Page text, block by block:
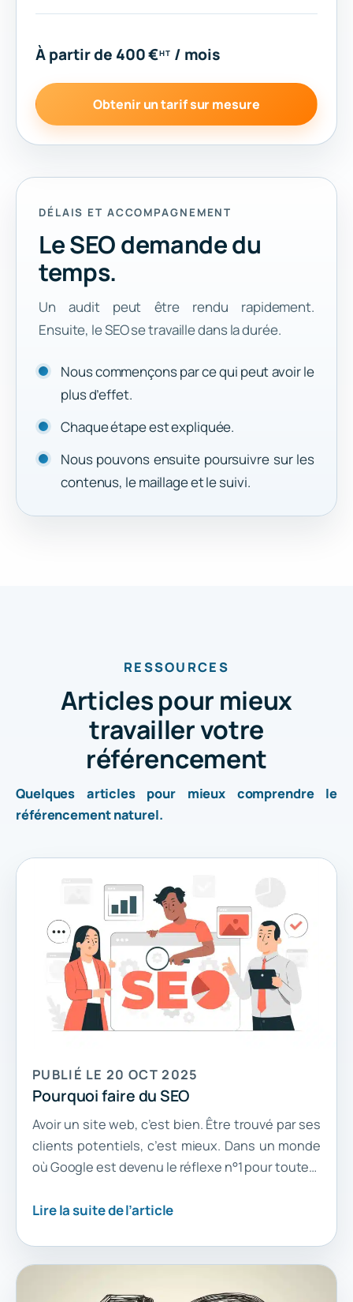
À partir de 400 €HT / mois
Obtenir un tarif sur mesure
DÉLAIS ET ACCOMPAGNEMENT
Le SEO demande du
temps.
Un audit peut être rendu rapidement.
Ensuite, le SEO se travaille dans la durée.
Nous commençons par ce qui peut avoir le
plus d’effet.
Chaque étape est expliquée.
Nous pouvons ensuite poursuivre sur les
contenus, le maillage et le suivi.
RESSOURCES
Articles pour mieux
travailler votre
référencement
Quelques articles pour mieux comprendre le
référencement naturel.
PUBLIÉ LE 20 OCT 2025
Pourquoi faire du SEO
Avoir un site web, c’est bien. Être trouvé par ses
clients potentiels, c’est mieux. Dans un monde
où Google est devenu le réflexe n°1 pour toute…
Lire la suite de l’article